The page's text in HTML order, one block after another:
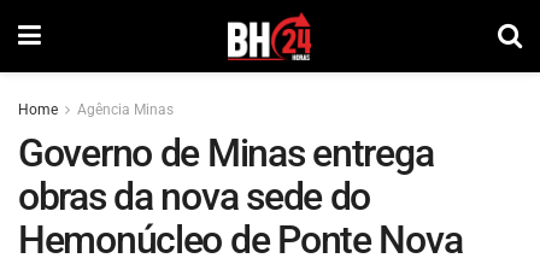
Home Agência Minas
Governo de Minas entrega
obras da nova sede do
Hemonúcleo de Ponte Nova